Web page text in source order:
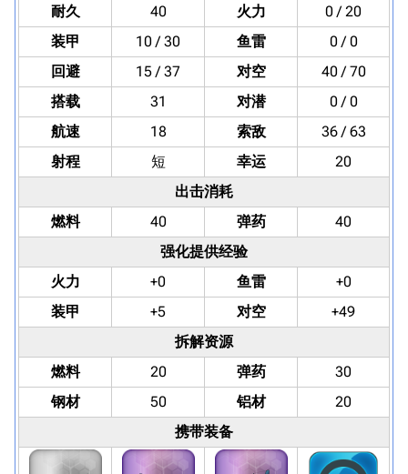
耐久
40 火力
0 / 20
装甲
10 / 30 鱼雷
0 / 0
回避
15 / 37 对空
40 / 70
搭载
31 对潜
0 / 0
航速
18 索敌
36 / 63
射程
短 幸运
20
出击消耗
燃料
40 弹药
40
强化提供经验
火力
+0 鱼雷
+0
装甲
+5 对空
+49
拆解资源
燃料
20 弹药
30
钢材
50 铝材
20
携带装备